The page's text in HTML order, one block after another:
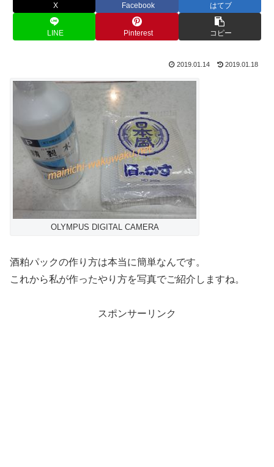
X Facebook はてブ
LINE Pinterest コピー
2019.01.14 2019.01.18
OLYMPUS DIGITAL CAMERA
酒粕パックの作り方は本当に簡単なんです。
これから私が作ったやり方を写真でご紹介しますね。
スポンサーリンク